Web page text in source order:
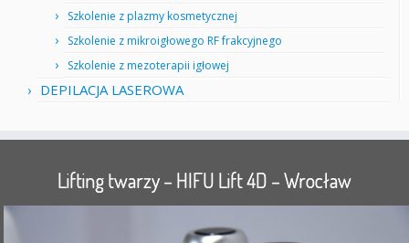
Szkolenie z plazmy kosmetycznej
Szkolenie z mikroigłowego RF frakcyjnego
Szkolenie z mezoterapii igłowej
DEPILACJA LASEROWA
Lifting twarzy – HIFU Lift 4D – Wrocław